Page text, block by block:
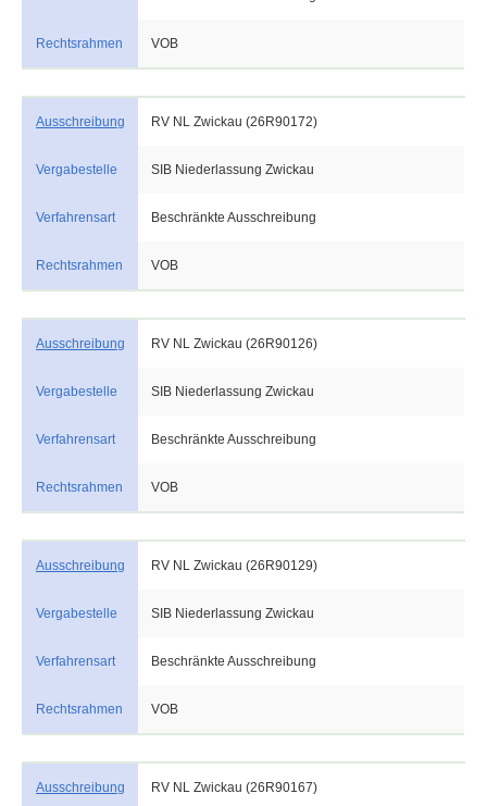
Rechtsrahmen VOB
Ausschreibung RV NL Zwickau (26R90172)
Vergabestelle SIB Niederlassung Zwickau
Verfahrensart Beschränkte Ausschreibung
Rechtsrahmen VOB
Ausschreibung RV NL Zwickau (26R90126)
Vergabestelle SIB Niederlassung Zwickau
Verfahrensart Beschränkte Ausschreibung
Rechtsrahmen VOB
Ausschreibung RV NL Zwickau (26R90129)
Vergabestelle SIB Niederlassung Zwickau
Verfahrensart Beschränkte Ausschreibung
Rechtsrahmen VOB
Ausschreibung RV NL Zwickau (26R90167)